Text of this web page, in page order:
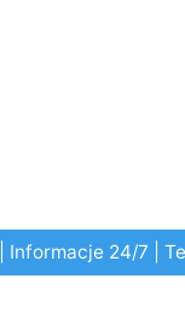
| Informacje 24/7 |